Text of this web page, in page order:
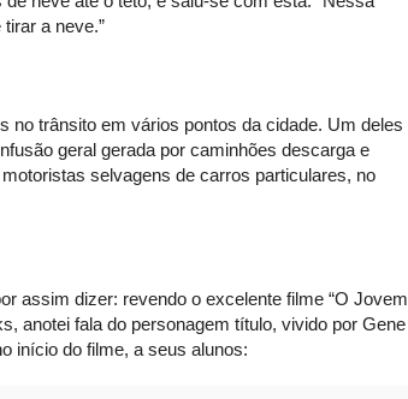
a neve.”
no trânsito em vários pontos da cidade. Um deles
geral gerada por caminhões descarga e
selvagens de carros particulares, no
assim dizer: revendo o excelente filme “O Jovem
anotei fala do personagem título, vivido por Gene
início do filme, a seus alunos: